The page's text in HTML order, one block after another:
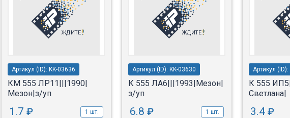
Артикул (ID): KK-03636
КМ 555 ЛР11|||1990|
Мезон|з/уп
1.7 ₽ 1 шт.
Артикул (ID): KK-03630
К 555 ЛА6|||1993|Мезон|
з/уп
6.8 ₽ 1 шт.
Артикул
К 555
Светлана|
3.4 ₽